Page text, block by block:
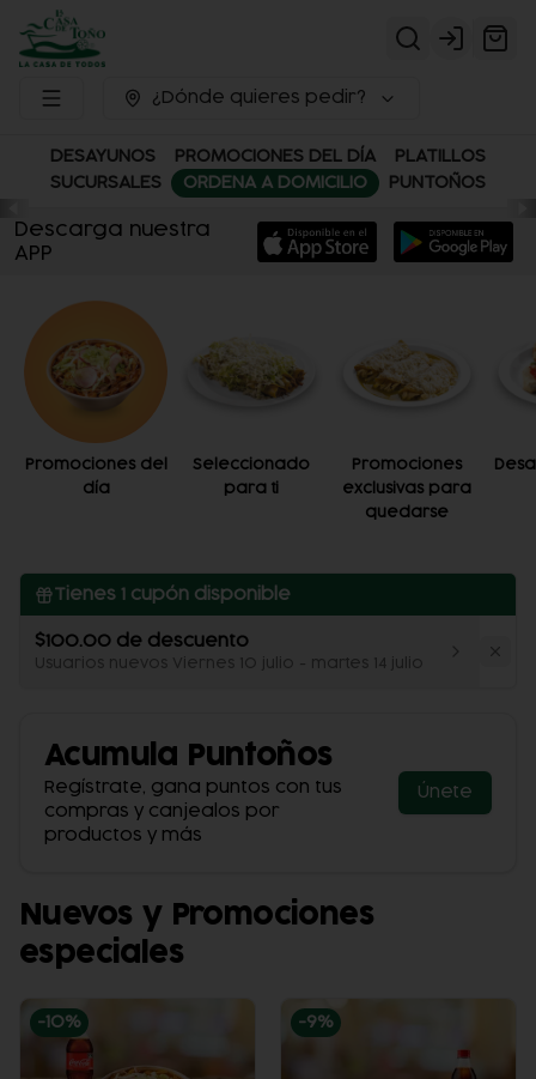
Login
¿Dónde quieres pedir?
DESAYUNOS PROMOCIONES DEL DÍA
PLATILLOS
SUCURSALES
ORDENA A DOMICILIO PUNTOÑOS
Descarga nuestra
APP
Promociones del
día
Seleccionado
para ti
Promociones
exclusivas para
quedarse
Tienes 1 cupón disponible
$100.00 de descuento
Usuarios nuevos Viernes 10 julio - martes 14 julio
Acumula Puntoños
Regístrate, gana puntos con tus
compras y canjealos por
productos y más
Únete
Nuevos y Promociones
especiales
-10% -9%